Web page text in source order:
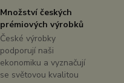
Množství českých
prémiových výrobků
České výrobky
podporují naši
ekonomiku a vyznačují
se světovou kvalitou